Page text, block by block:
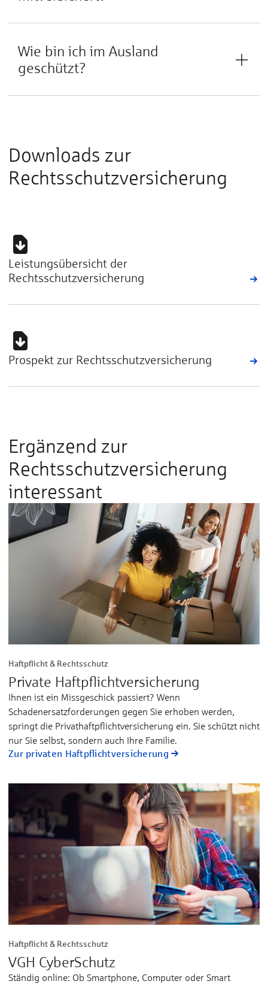
Wie bin ich im Ausland
geschützt?
Downloads zur
Rechtsschutzversicherung
Leistungsübersicht der
Rechtsschutzversicherung
Prospekt zur Rechtsschutzversicherung
Ergänzend zur
Rechtsschutzversicherung
interes­sant
Haftpflicht & Rechtsschutz
Private Haftpflicht­versicherung
Ihnen ist ein Missgeschick passiert? Wenn
Schadenersatzforderungen gegen Sie erhoben werden,
springt die Privathaftpflichtversicherung ein. Sie schützt nicht
nur Sie selbst, sondern auch Ihre Familie.
Zur privaten Haftpflichtversicherung
Haftpflicht & Rechtsschutz
VGH CyberSchutz
Ständig online: Ob Smartphone, Computer oder Smart